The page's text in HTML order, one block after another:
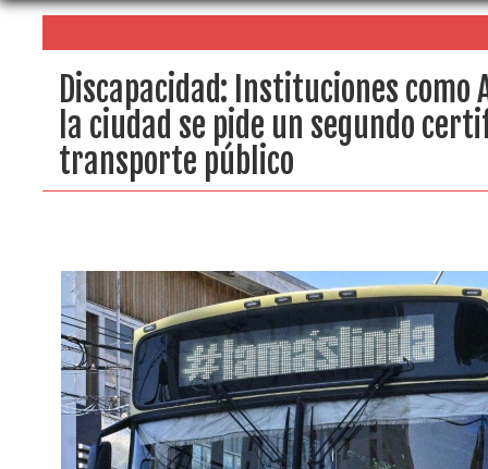
Discapacidad: Instituciones
la ciudad se pide un segundo
transporte público